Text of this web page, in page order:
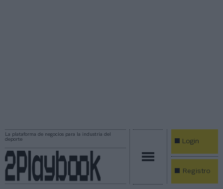
La plataforma de negocios para la industria del
deporte
Login
Registro